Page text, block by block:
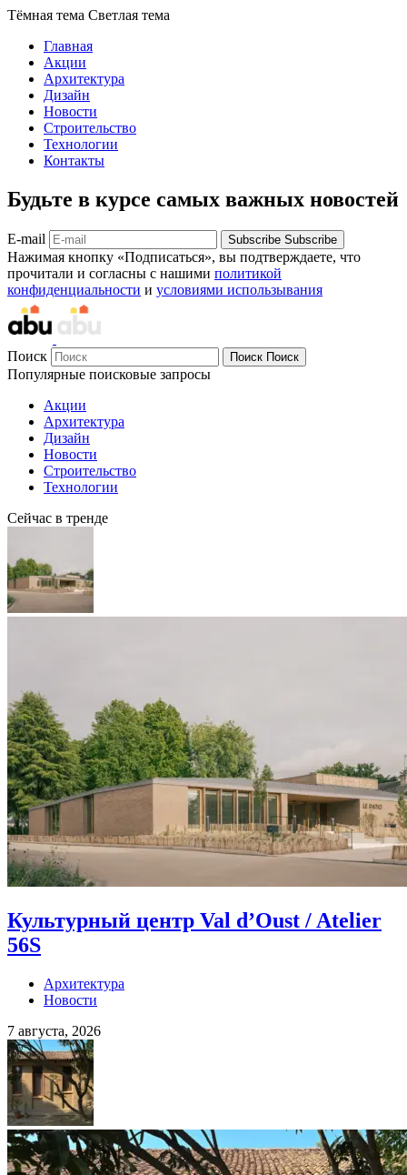
Тёмная тема Светлая тема
Главная
Акции
Архитектура
Дизайн
Новости
Строительство
Технологии
Контакты
Будьте в курсе самых важных новостей
E-mail Subscribe Subscribe
Нажимая кнопку «Подписаться», вы подтверждаете, что
прочитали и согласны с нашими политикой
конфиденциальности и условиями использывания
Поиск Поиск Поиск
Популярные поисковые запросы
Акции
Архитектура
Дизайн
Новости
Строительство
Технологии
Сейчас в тренде
Культурный центр Val d’Oust / Atelier
56S
Архитектура
Новости
7 августа, 2026